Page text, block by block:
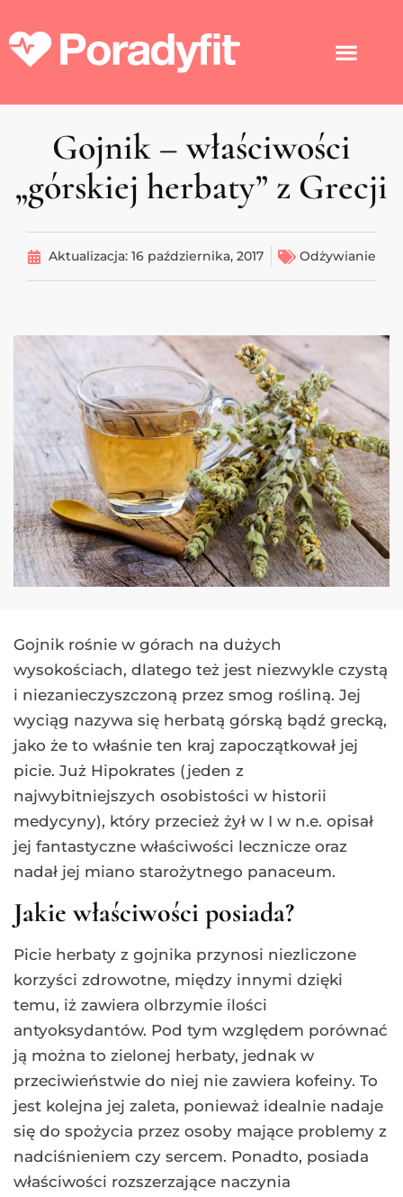
Gojnik – właściwości
„górskiej herbaty” z Grecji
Aktualizacja: 16 października, 2017 Odżywianie
Gojnik rośnie w górach na dużych
wysokościach, dlatego też jest niezwykle czystą
i niezanieczyszczoną przez smog rośliną. Jej
wyciąg nazywa się herbatą górską bądź grecką,
jako że to właśnie ten kraj zapoczątkował jej
picie. Już Hipokrates (jeden z
najwybitniejszych osobistości w historii
medycyny), który przecież żył w I w n.e. opisał
jej fantastyczne właściwości lecznicze oraz
nadał jej miano starożytnego panaceum.
Jakie właściwości posiada?
Picie herbaty z gojnika przynosi niezliczone
korzyści zdrowotne, między innymi dzięki
temu, iż zawiera olbrzymie ilości
antyoksydantów. Pod tym względem porównać
ją można to zielonej herbaty, jednak w
przeciwieństwie do niej nie zawiera kofeiny. To
jest kolejna jej zaleta, ponieważ idealnie nadaje
się do spożycia przez osoby mające problemy z
nadciśnieniem czy sercem. Ponadto, posiada
właściwości rozszerzające naczynia